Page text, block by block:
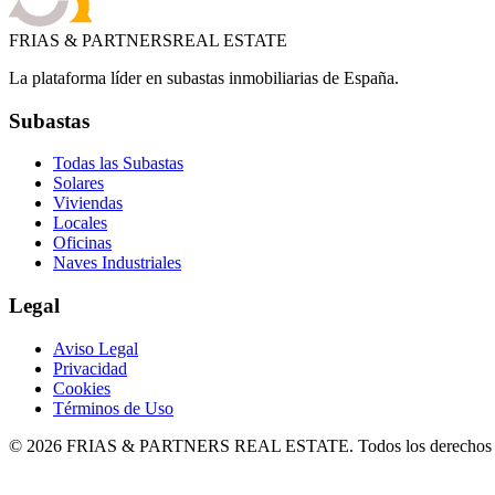
FRIAS & PARTNERSREAL ESTATE
La plataforma líder en subastas inmobiliarias de España.
Subastas
Todas las Subastas
Solares
Viviendas
Locales
Oficinas
Naves Industriales
Legal
Aviso Legal
Privacidad
Cookies
Términos de Uso
© 2026 FRIAS & PARTNERS REAL ESTATE. Todos los derechos